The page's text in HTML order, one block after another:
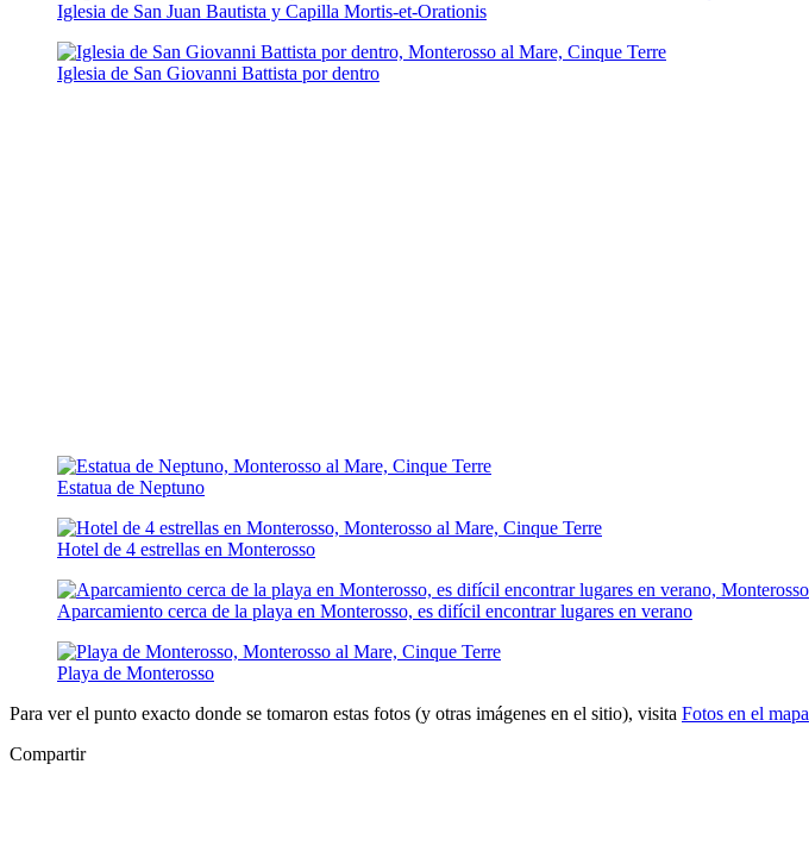
Iglesia de San Juan Bautista y Capilla Mortis-et-Orationis
Iglesia de San Giovanni Battista por dentro
Estatua de Neptuno
Hotel de 4 estrellas en Monterosso
Aparcamiento cerca de la playa en Monterosso, es difícil encontrar lugares en verano
Playa de Monterosso
Para ver el punto exacto donde se tomaron estas fotos (y otras imágenes en el sitio), visita Fotos en el mapa
Compartir